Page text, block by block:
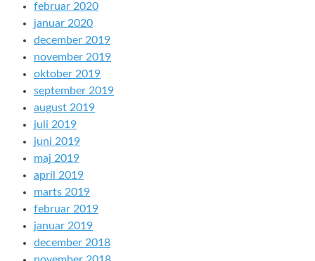
februar 2020
januar 2020
december 2019
november 2019
oktober 2019
september 2019
august 2019
juli 2019
juni 2019
maj 2019
april 2019
marts 2019
februar 2019
januar 2019
december 2018